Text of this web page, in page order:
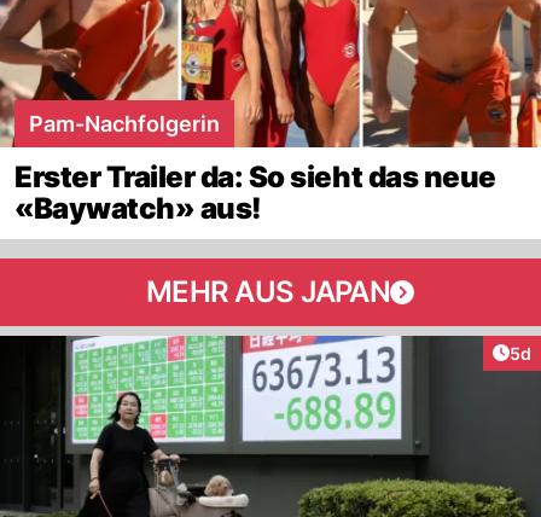
Pam-Nachfolgerin
Erster Trailer da: So sieht das neue
«Baywatch» aus!
MEHR AUS JAPAN
5d